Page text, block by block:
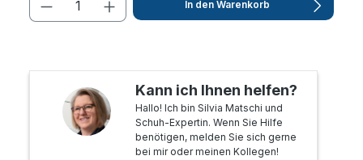
In den Warenkorb
Kann ich Ihnen helfen?
Hallo! Ich bin Silvia Matschi und
Schuh-Expertin. Wenn Sie Hilfe
benötigen, melden Sie sich gerne
bei mir oder meinen Kollegen!